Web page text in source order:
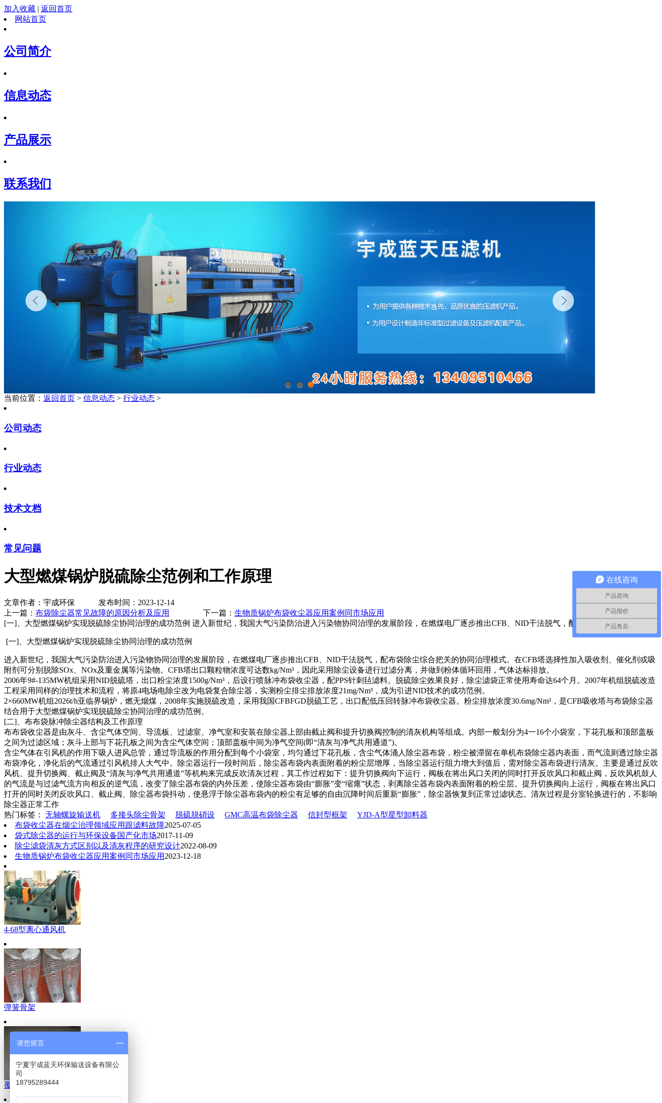
加入收藏 | 返回首页
网站首页
公司简介
信息动态
产品展示
联系我们
当前位置： 返回首页 > 信息动态 > 行业动态 >
公司动态
行业动态
技术文档
常见问题
大型燃煤锅炉脱硫除尘范例和工作原理
文章作者：宇成环保 发布时间：2023-12-14
上一篇： 布袋除尘器常见故障的原因分析及应用 下一篇： 生物质锅炉布袋收尘器应用案例同市场应用
[一]、大型燃煤锅炉实现脱硫除尘协同治理的成功范例 进入新世纪，我国大气污染防治进入污染物协同治理的发展阶段，在燃煤电厂逐步推出CFB、NID干法脱气，配布袋除尘综合把关的协
[一]、大型燃煤锅炉实现脱硫除尘协同治理的成功范例
进入新世纪，我国大气污染防治进入污染物协同治理的发展阶段，在燃煤电厂逐步推出CFB、NID干法脱气，配布袋除尘综合把关的协同治理模式。在CFB塔选择性加入吸收剂、催化剂或吸
附剂可分别脱除SOx、NOx及重金属等污染物。CFB塔出口颗粒物浓度可达数kg/Nm³，因此采用除尘设备进行过滤分离，并做到粉体循环回用，气体达标排放。
2006年9#-135MW机组采用NID脱硫塔，出口粉尘浓度1500g/Nm³，后设行喷脉冲布袋收尘器，配PPS针刺毡滤料。脱硫除尘效果良好，除尘滤袋正常使用寿命达64个月。2007年机组脱硫改造
工程采用同样的治理技术和流程，将原4电场电除尘改为电袋复合除尘器，实测粉尘排尘排放浓度21mg/Nm³，成为引进NID技术的成功范例。
2×660MW机组2026t/h亚临界锅炉，燃无烟煤，2008年实施脱硫改造，采用我国CFBFGD脱硫工艺，出口配低压回转脉冲布袋收尘器。粉尘排放浓度30.6mg/Nm³，是CFB吸收塔与布袋除尘器
结合用于大型燃煤锅炉实现脱硫除尘协同治理的成功范例。
[二]、布布袋脉冲除尘器结构及工作原理
布布袋收尘器是由灰斗、含尘气体空间、导流板、过滤室、净气室和安装在除尘器上部由截止阀和提升切换阀控制的清灰机构等组成。内部一般划分为4一16个小袋室，下花孔板和顶部盖板
之间为过滤区域；灰斗上部与下花孔板之间为含尘气体空间；顶部盖板中间为净气空间(即“清灰与净气共用通道”)。
含尘气体在引风机的作用下吸人进风总管，通过导流板的作用分配到每个小袋室，均匀通过下花孔板，含尘气体涌人除尘器布袋，粉尘被滞留在单机布袋除尘器内表面，而气流则透过除尘器
布袋净化，净化后的气流通过引风机排人大气中。除尘器运行一段时间后，除尘器布袋内表面附着的粉尘层增厚，当除尘器运行阻力增大到值后，需对除尘器布袋进行清灰。主要是通过反吹
风机、提升切换阀、截止阀及“清灰与净气共用通道”等机构来完成反吹清灰过程，其工作过程如下：提升切换阀向下运行，阀板在将出风口关闭的同时打开反吹风口和截止阀，反吹风机鼓人
的气流是与过滤气流方向相反的逆气流，改变了除尘器布袋的内外压差，使除尘器布袋由“膨胀”变“缩瘪”状态，剥离除尘器布袋内表面附着的粉尘层。提升切换阀向上运行，阀板在将出风口
打开的同时关闭反吹风口、截止阀、除尘器布袋抖动，使悬浮于除尘器布袋内的粉尘有足够的自由沉降时间后重新“膨胀”，除尘器恢复到正常过滤状态。清灰过程是分室轮换进行的，不影响
除尘器正常工作
热门标签： 无轴螺旋输送机 多接头除尘骨架 脱硫脱硝设 GMC高温布袋除尘器 信封型框架
YJD-A型星型卸料器
布袋收尘器在烟尘治理领域应用跟滤料故障2025-07-05
袋式除尘器的运行与环保设备国产化市场2017-11-09
除尘滤袋清灰方式区别以及清灰程序的研究设计2022-08-09
生物质锅炉布袋收尘器应用案例同市场应用 2023-12-18
4-68型离心通风机
弹簧骨架
覆膜涤纶针刺毡除尘布袋
在线咨询
产品咨询
产品报价
产品售后
请您留言
宁夏宇成蓝天环保输送设备有限公
司
18795289444